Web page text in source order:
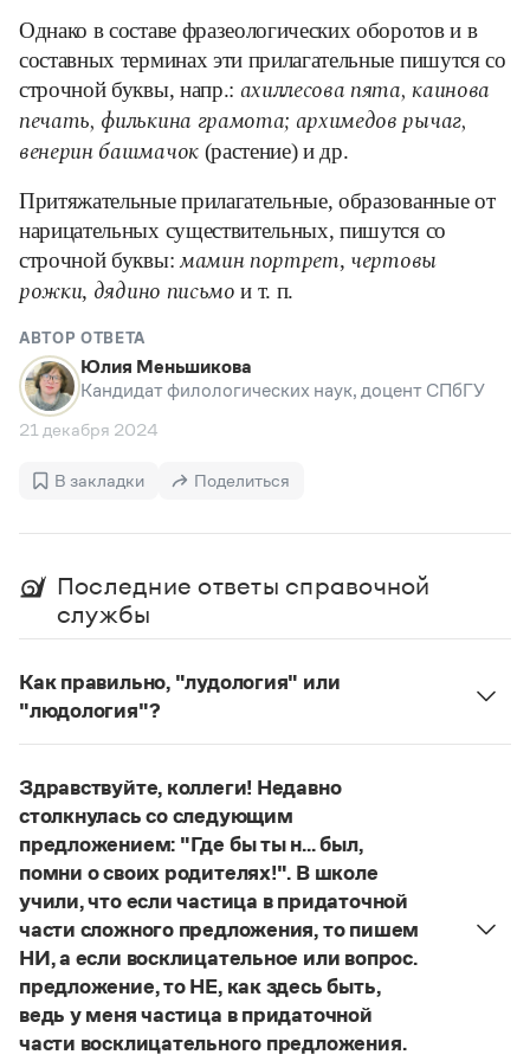
Словари русского языка как государственного
Справочники
Правила русской орфографии и пунктуации
для школьников
Письмовник
Справочник по пунктуации
Словарь-справочник трудностей
Справочник по фразеологии
Азбучные истины
Словарь-справочник непростые слова
Все справочники портала
Журнал
Интервью
Лекции и подкасты
Рекомендуем
Правила русского языка: от азов до тонкостей
Интерактивные упражнения: от простого к сложному
Скороговорки
Издательство
Словари
Научпоп
Учебники и справочники
Все книги
Словарь русских имён
Словарь методических терминов
(1956)
Однако в составе фразеологических оборотов и в
составных терминах эти прилагательные пишутся со
строчной буквы, напр.: ахиллесова пята, каинова
печать, филькина грамота; архимедов рычаг,
венерин башмачок(растение) и др.
Притяжательные прилагательные, образованные от
нарицательных существительных, пишутся со
строчной буквы: мамин портрет, чертовы
рожки, дядино письмо и т. п.
АВТОР ОТВЕТА
Юлия Меньшикова
Кандидат филологических наук, доцент СПбГУ
21 декабря 2024
В закладки Поделиться
Последние ответы справочной
службы
Как правильно, "лудология" или
"людология"?
В научных текстах неологизм, используемый для
понятий, представлен в двух вариантах:
илюдология (от лат. ludus — 'игра').
О «правильном» варианте слова можно говорить,
если оно кодифицировано в нормативных
словарях русского языка. Пока же такой
словарной фиксацией мы не располагаем.
Страница ответа
Здравствуйте, коллеги! Недавно
столкнулась со следующим
предложением: "Где бы ты н... был,
помни о своих родителях!". В школе
учили, что если частица в придаточной
части сложного предложения, то пишем
НИ, а если восклицательное или вопрос.
предложение, то НЕ, как здесь быть,
ведь у меня частица в придаточной
части восклицательного предложения.